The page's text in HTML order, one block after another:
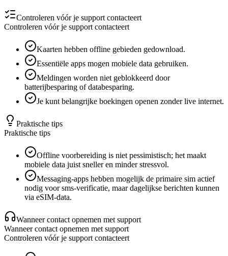
Controleren vóór je support contacteert
Controleren vóór je support contacteert
Kaarten hebben offline gebieden gedownload.
Essentiële apps mogen mobiele data gebruiken.
Meldingen worden niet geblokkeerd door
batterijbesparing of databesparing.
Je kunt belangrijke boekingen openen zonder live internet.
Praktische tips
Praktische tips
Offline voorbereiding is niet pessimistisch; het maakt
mobiele data juist sneller en minder stressvol.
Messaging-apps hebben mogelijk de primaire sim actief
nodig voor sms-verificatie, maar dagelijkse berichten kunnen
via eSIM-data.
Wanneer contact opnemen met support
Wanneer contact opnemen met support
Controleren vóór je support contacteert